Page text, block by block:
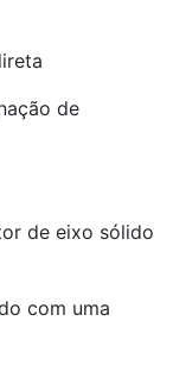
de
de eixo sólido
com uma